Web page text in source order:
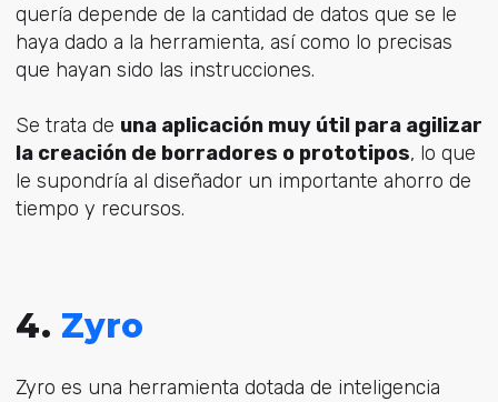
quería depende de la cantidad de datos que se le
haya dado a la herramienta, así como lo precisas
que hayan sido las instrucciones.
Se trata de una aplicación muy útil para agilizar
la creación de borradores o prototipos, lo que
le supondría al diseñador un importante ahorro de
tiempo y recursos.
4. Zyro
Zyro es una herramienta dotada de inteligencia